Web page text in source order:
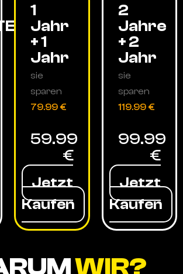
1
Jahr
+ 1
Jahr
sie
sparen
79.99 €
59.99
€
Jetzt
Kaufen
2
Jahre
+ 2
Jahr
sie
sparen
119.99 €
99.99
€
Jetzt
Kaufen
WIR?